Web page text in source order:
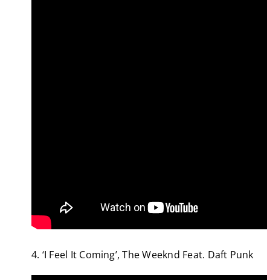
4. ‘I Feel It Coming’, The Weeknd Feat. Daft Punk